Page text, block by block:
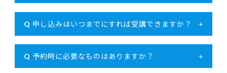
Q 申し込みはいつまでにすれば受講できますか？ +
Q 予約時に必要なものはありますか？ +